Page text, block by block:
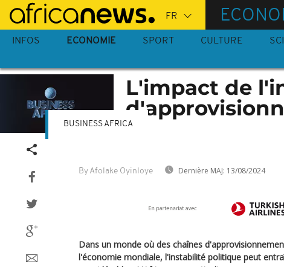
Passer
au
contenu
INFOS ECONOMIE SPORT CULTURE
L'impact de
By Afolake Oyinloye Dernière MAJ: 13/08/2024
BUSINESS AFRICA
Dans un monde où des chaînes
l'économie mondiale, l'instabilité politique peut